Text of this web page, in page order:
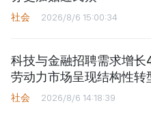
社会 2026/8/6 15:00:34
科技与金融招聘需求增长
劳动力市场呈现结构性转
社会 2026/8/6 14:18:39